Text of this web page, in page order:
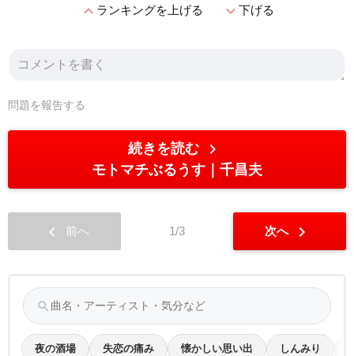
expand_lessランキングを上げる expand_more下げる
問題を報告する
続きを読む chevron_right
モトマチぶるうす 千昌夫
chevron_left 前へ 1/3 次へ chevron_right
search
夜の酒場 失恋の痛み 懐かしい思い出 しんみり